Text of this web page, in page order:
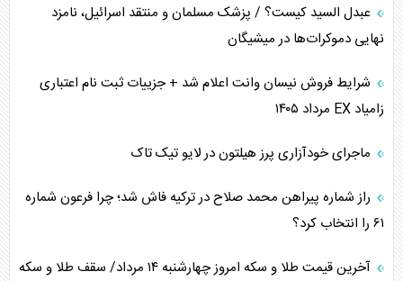
خطای راهبردی ترامپ مقابل برزیل
متن و حاشیه سفر نتانیاهو به آمریکا
نقش راهبردی ایران در دیپلماسی غذایی جهان
فضای مجازی، چالش تربیتی خانواده‌ها
پیامدهای خطرناک حمله اوکراین به کشتی ایرانی
عبدل السید کیست؟ / پزشک مسلمان و منتقد اسرائیل، نامزد
نهایی دموکرات‌ها در میشیگان
شرایط فروش نیسان وانت اعلام شد + جزییات ثبت نام اعتباری
زامیاد EX مرداد ۱۴۰۵
ماجرای خودآزاری پرز هیلتون در لایو تیک تاک
راز شماره پیراهن محمد صلاح در ترکیه فاش شد؛ چرا فرعون شماره
۶۱ را انتخاب کرد؟
آخرین قیمت طلا و سکه امروز چهارشنبه ۱۴ مرداد/ سقف طلا و سکه